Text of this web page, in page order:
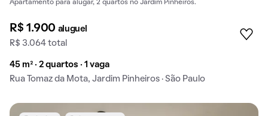
Apartamento para alugar, 2 quartos no Jardim Pinheiros.
R$ 1.900 aluguel
R$ 3.064 total
45 m² · 2 quartos · 1 vaga
Rua Tomaz da Mota, Jardim Pinheiros · São Paulo